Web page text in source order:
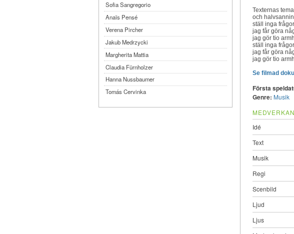
Texternas
och
ställ inga
jag får göra
jag gör tio
ställ inga
jag får göra
jag gör tio
Se filmad
Första
Genre: Musik
Idé
Text
Musik
Regi
Scenbild
Ljud
Ljus
Sofia Sangregorio
Anaïs Pensé
Verena Pircher
Jakub Medrzycki
Margherita Mattia
Claudia Fürnholzer
Hanna Nussbaumer
Tomás Cervinka